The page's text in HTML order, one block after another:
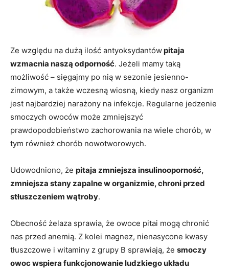
Ze względu na dużą ilość antyoksydantówpitaja
wzmacnia naszą odporność. Jeżeli mamy taką
możliwość – sięgajmy po nią w sezonie jesienno-
zimowym, a także wczesną wiosną, kiedy nasz organizm
jest najbardziej narażony na infekcje. Regularne jedzenie
smoczych owoców może zmniejszyć
prawdopodobieństwo zachorowania na wiele chorób, w
tym również chorób nowotworowych.
Udowodniono, że pitaja zmniejsza insulinooporność,
zmniejsza stany zapalne w organizmie, chroni przed
stłuszczeniem wątroby.
Obecność żelaza sprawia, że owoce pitai mogą chronić
nas przed anemią. Z kolei magnez, nienasycone kwasy
tłuszczowe i witaminy z grupy B sprawiają, że smoczy
owoc wspiera funkcjonowanie ludzkiego układu